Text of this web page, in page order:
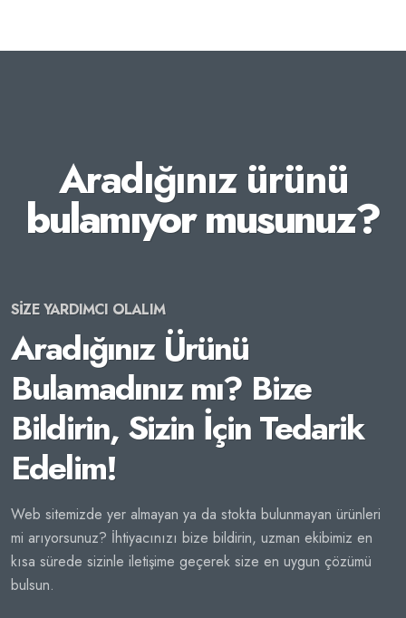
Aradığınız ürünü
bulamıyor musunuz?
SİZE YARDIMCI OLALIM
Aradığınız Ürünü
Bulamadınız mı? Bize
Bildirin, Sizin İçin Tedarik
Edelim!
Web sitemizde yer almayan ya da stokta bulunmayan ürünleri
mi arıyorsunuz? İhtiyacınızı bize bildirin, uzman ekibimiz en
kısa sürede sizinle iletişime geçerek size en uygun çözümü
bulsun.